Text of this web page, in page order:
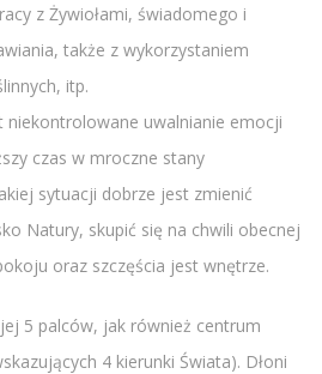
z Żywiołami, świadomego i
także z wykorzystaniem
itp.
niekontrolowane uwalnianie emocji
czas w mroczne stany
sytuacji dobrze jest zmienić
Natury, skupić się na chwili obecnej
oraz szczęścia jest wnętrze.
5 palców, jak również centrum
4 kierunki Świata). Dłoni